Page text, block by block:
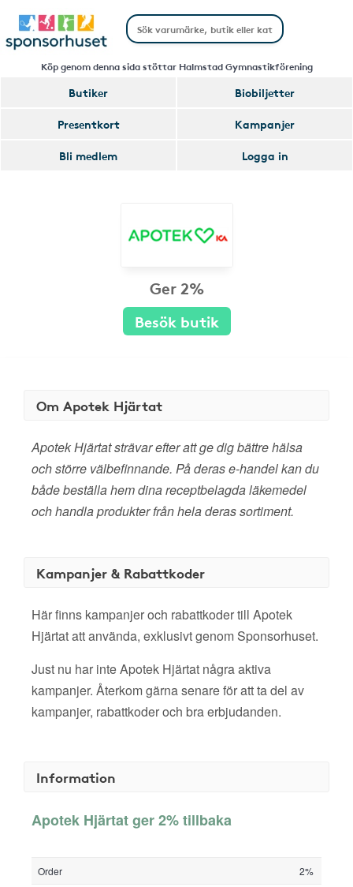
Köp genom denna sida stöttar Halmstad Gymnastikförening
Butiker
Biobiljetter
Presentkort
Kampanjer
Bli medlem
Logga in
Ger 2%
Besök butik
Om Apotek Hjärtat
Apotek Hjärtat strävar efter att ge dig bättre hälsa
och större välbefinnande. På deras e-handel kan du
både beställa hem dina receptbelagda läkemedel
och handla produkter från hela deras sortiment.
Kampanjer & Rabattkoder
Här finns kampanjer och rabattkoder till Apotek
Hjärtat att använda, exklusivt genom Sponsorhuset.
Just nu har inte Apotek Hjärtat några aktiva
kampanjer. Återkom gärna senare för att ta del av
kampanjer, rabattkoder och bra erbjudanden.
Information
Apotek Hjärtat ger 2% tillbaka
Order
2%